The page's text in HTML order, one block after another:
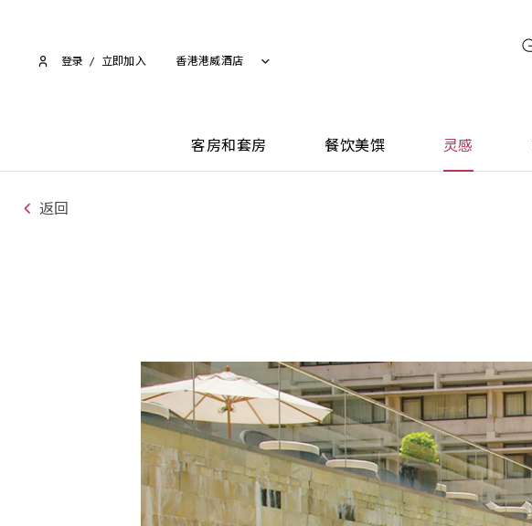
登录 / 立即加入​ 香港港威酒店
客房和套房 餐饮美馔 灵感
返回